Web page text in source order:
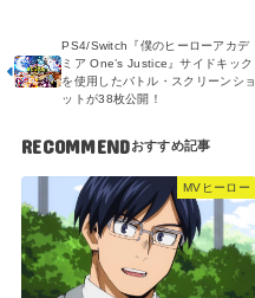
PS4/Switch『僕のヒーローアカデ
ミア One’s Justice』サイドキック
を使用したバトル・スクリーンショ
ットが38枚公開！
RECOMMEND
MVヒーロー